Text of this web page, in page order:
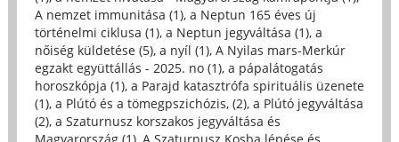
A nemzet immunitása (1), a Neptun 165 éves új
történelmi ciklusa (1), a Neptun jegyváltása (1), a
nőiség küldetése (5), a nyíl (1), A Nyilas mars-Merkúr
egzakt együttállás - 2025. no (1), a pápalátogatás
horoszkópja (1), a Parajd katasztrófa spirituális üzenete
(1), a Plútó és a tömegpszichózis, (2), a Plútó jegyváltása
(2), a Szaturnusz korszakos jegyváltása és